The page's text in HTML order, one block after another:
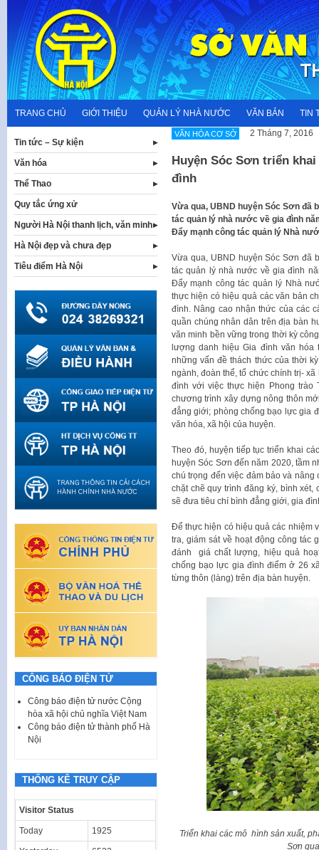
content
TRANG CHỦ GIỚI THIỆU QUẢN LÝ NHÀ NƯỚC VĂN BẢN TIN
VĂN HÓA CƠ SỞ 2 Tháng 7, 2016
Huyện Sóc Sơn triển
đình
Vừa qua, UBND huyện Sóc Sơn đã
tác quản lý nhà nước về gia đình
Đẩy mạnh công tác quản lý Nhà
Vừa qua, UBND huyện Sóc Sơn đã
tác quản lý nhà nước về gia đình
Đẩy mạnh công tác quản lý Nhà
thực hiện có hiệu quả các văn bản
đình. Nâng cao nhận thức của các
quần chúng nhân dân trên địa bàn
văn minh bền vững trong thời kỳ
lượng danh hiệu Gia đình văn hóa
những vấn đề thách thức của thời
ngành, đoàn thể, tổ chức chính trị-
đình với việc thực hiện Phong trào
chương trình xây dựng nông thôn
đẳng giới; phòng chống bạo lực gia
văn hóa, xã hội của huyện.
Theo đó, huyện tiếp tục triển khai
huyện Sóc Sơn đến năm 2020, tầm
chú trọng đến việc đảm bảo và
chặt chẽ quy trình đăng ký, bình
sẽ đưa tiêu chí bình đẳng giới, gia
Để thực hiện có hiệu quả các nhiệm
tra, giám sát về hoạt động công tác
đánh giá chất lượng, hiệu quả
chống bạo lực gia đình điểm ở 26
từng thôn (làng) trên địa bàn huyện.
Triển khai các mô hình sản xuất,
Sơn
Tin tức – Sự kiện
Văn hóa
Thể Thao
Quy tắc ứng xử
Người Hà Nội thanh lịch, văn minh
Hà Nội đẹp và chưa đẹp
Tiêu điểm Hà Nội
CÔNG BÁO ĐIỆN TỬ
Công báo điện tử nước Cộng
hòa xã hội chủ nghĩa Việt Nam
Công báo điện tử thành phố Hà
Nội
THỐNG KÊ TRUY CẬP
Visitor Status
Today 1925